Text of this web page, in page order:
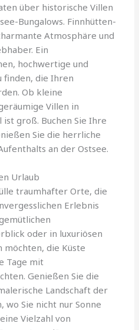
über historische Villen
Bungalows. Finnhütten-
Atmosphäre und
Ein
hochwertige und
die Ihren
Ob kleine
Villen in
ist groß. Buchen Sie Ihre
Sie die herrliche
an der Ostsee.
Urlaub
traumhafter Orte, die
Erlebnis
oder in luxuriösen
möchten, die Küste
Tage mit
Genießen Sie die
Landschaft der
wo Sie nicht nur Sonne
Vielzahl von